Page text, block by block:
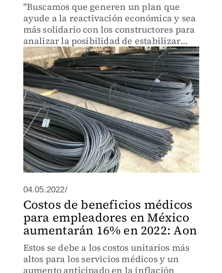
"Buscamos que generen un plan que
ayude a la reactivación económica y sea
más solidario con los constructores para
analizar la posibilidad de estabilizar
precios"
04.05.2022/
Costos de beneficios médicos
para empleadores en México
aumentarán 16% en 2022: Aon
Estos se debe a los costos unitarios más
altos para los servicios médicos y un
aumento anticipado en la inflación